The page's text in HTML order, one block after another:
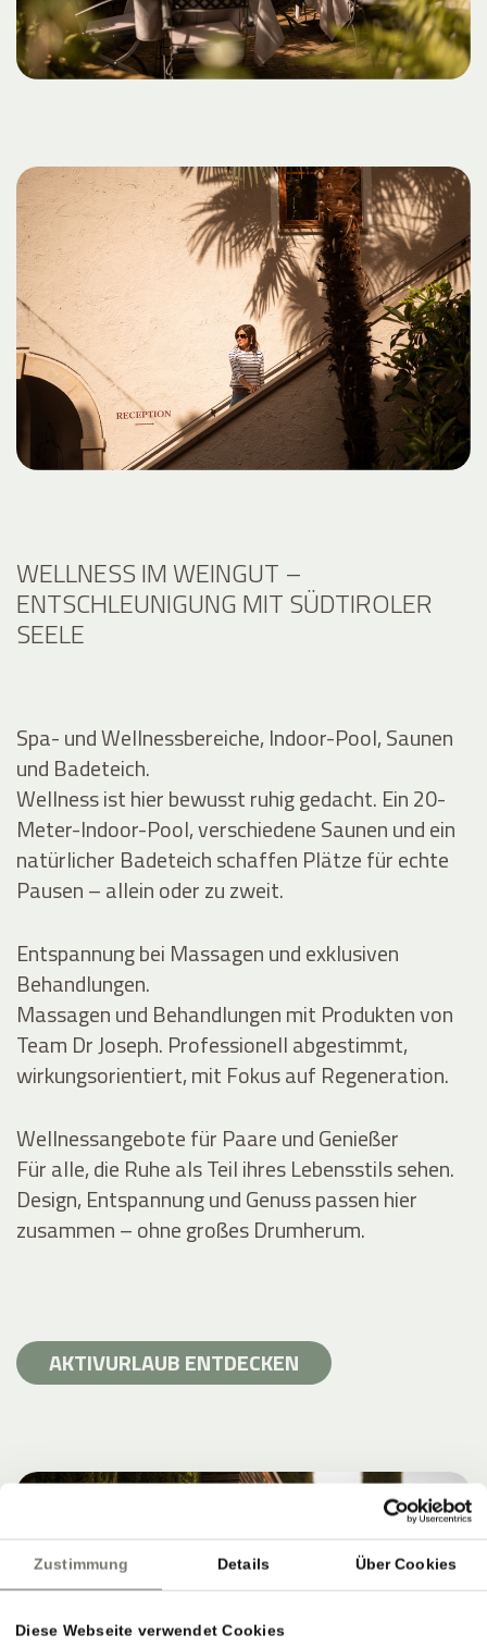
Zustimmung Details Über Cookies
Diese Webseite verwendet Cookies
WELLNESS IM WEINGUT –
ENTSCHLEUNIGUNG MIT SÜDTIROLER
SEELE
Spa- und Wellnessbereiche, Indoor-Pool, Saunen
und Badeteich.
Wellness ist hier bewusst ruhig gedacht. Ein 20-
Meter-Indoor-Pool, verschiedene Saunen und ein
natürlicher Badeteich schaffen Plätze für echte
Pausen – allein oder zu zweit.
Entspannung bei Massagen und exklusiven
Behandlungen.
Massagen und Behandlungen mit Produkten von
Team Dr Joseph. Professionell abgestimmt,
wirkungsorientiert, mit Fokus auf Regeneration.
Wellnessangebote für Paare und Genießer
Für alle, die Ruhe als Teil ihres Lebensstils sehen.
Design, Entspannung und Genuss passen hier
zusammen – ohne großes Drumherum.
AKTIVURLAUB ENTDECKEN